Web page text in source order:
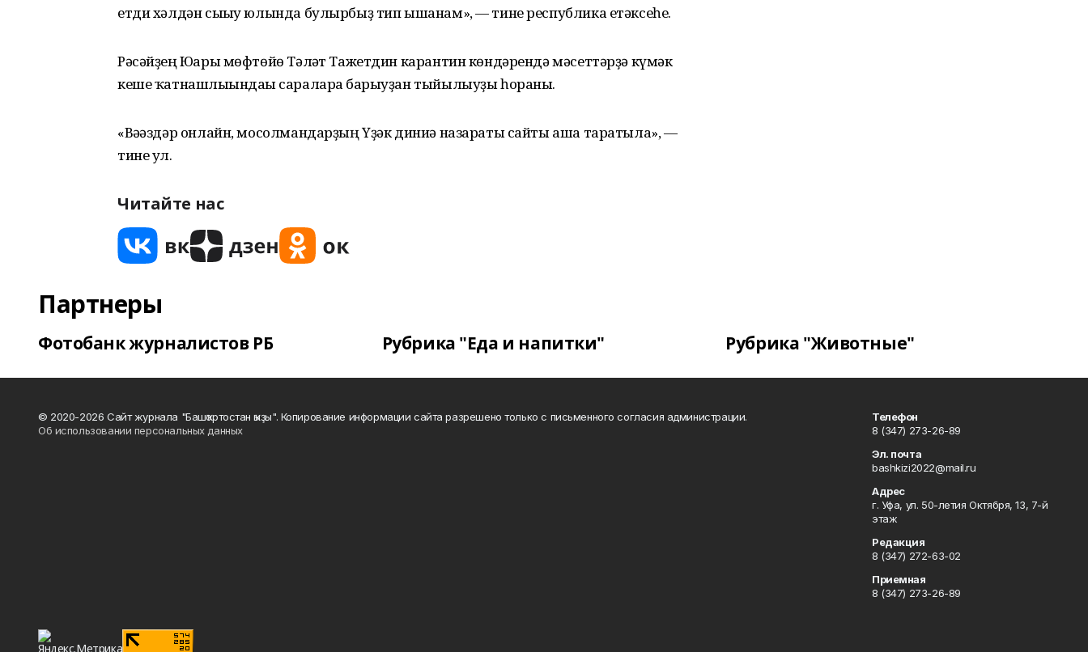
етди хәлдән сығыу юлында булырбыҙ тип ышанам», — тине республика етәксеһе.
Рәсәйҙең Юғары мөфтөйө Тәлғәт Тажетдин карантин көндәрендә мәсеттәрҙә күмәк
кеше ҡатнашлығындағы сараларға барыуҙан тыйылыуҙы һораны.
«Вәғәздәр онлайн, мосолмандарҙың Үҙәк диниә назараты сайты аша таратыла», —
тине ул.
Читайте нас
Партнеры
Фотобанк журналистов РБ Рубрика "Еда и напитки" Рубрика "Животные"
© 2020-2026 Сайт журнала "Башҡортостан ҡыҙы". Копирование информации сайта разрешено только с письменного согласия администрации.
Об использовании персональных данных
Телефон
8 (347) 273-26-89
Эл. почта
bashkizi2022@mail.ru
Адрес
г. Уфа, ул. 50-летия Октября, 13, 7-й
этаж
Редакция
8 (347) 272-63-02
Приемная
8 (347) 273-26-89